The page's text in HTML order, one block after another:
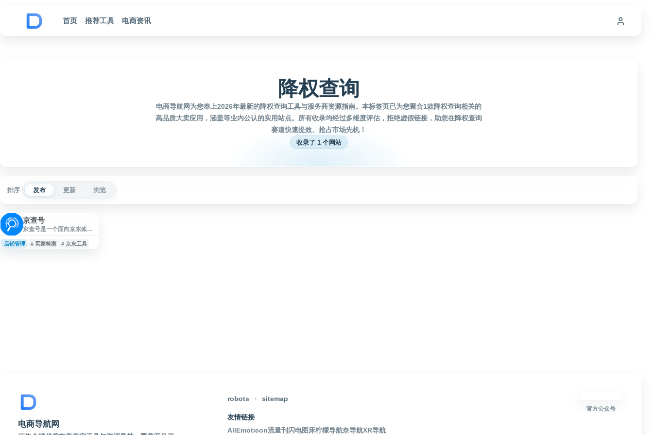
首页
推荐工具 电商资讯
降权查询
电商导航网为您奉上2026年最新的降权查询工具与服务商资源指南。本标签页已为您聚合1款降权查询相关的
高品质大卖应用，涵盖等业内公认的实用站点。所有收录均经过多维度评估，拒绝虚假链接，助您在降权查询
赛道快速提效、抢占市场先机！
收录了 1 个网站
排序 发布 更新 浏览
京查号
京查号是一个面向京东账号
查号软件、京东查账号工
具、京东黑号查询、黑号检
店铺管理 # 买家检测 # 京东工具
电商导航网
robots sitemap
友情链接
AllEmoticon流量刊 闪电图床柠檬导航奈导航XR导航
官方公众号